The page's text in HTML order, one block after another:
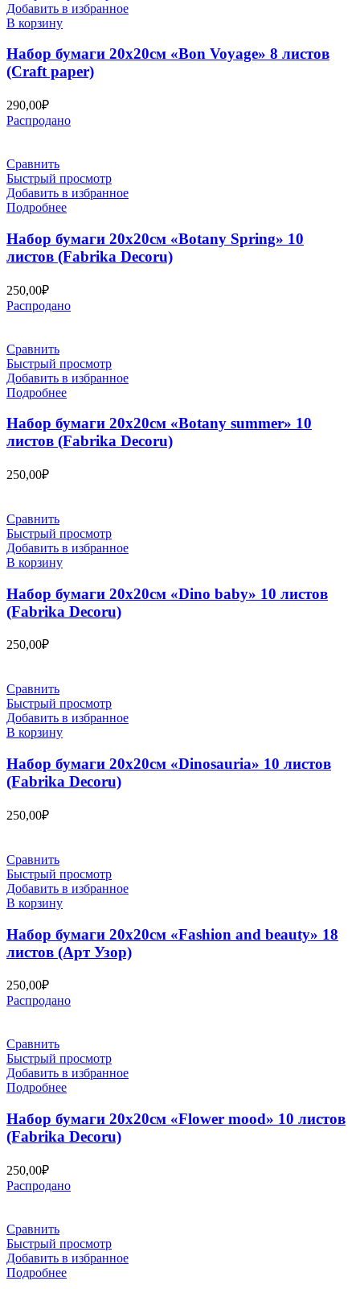
Добавить в избранное
В корзину
Набор бумаги 20х20см «Bon Voyage» 8 листов
(Craft paper)
290,00₽
Распродано
Сравнить
Быстрый просмотр
Добавить в избранное
Подробнее
Набор бумаги 20х20см «Botany Spring» 10
листов (Fabrika Decoru)
250,00₽
Распродано
Сравнить
Быстрый просмотр
Добавить в избранное
Подробнее
Набор бумаги 20х20см «Botany summer» 10
листов (Fabrika Decoru)
250,00₽
Сравнить
Быстрый просмотр
Добавить в избранное
В корзину
Набор бумаги 20х20см «Dino baby» 10 листов
(Fabrika Decoru)
250,00₽
Сравнить
Быстрый просмотр
Добавить в избранное
В корзину
Набор бумаги 20х20см «Dinosauria» 10 листов
(Fabrika Decoru)
250,00₽
Сравнить
Быстрый просмотр
Добавить в избранное
В корзину
Набор бумаги 20х20см «Fashion and beauty» 18
листов (Арт Узор)
250,00₽
Распродано
Сравнить
Быстрый просмотр
Добавить в избранное
Подробнее
Набор бумаги 20х20см «Flower mood» 10 листов
(Fabrika Decoru)
250,00₽
Распродано
Сравнить
Быстрый просмотр
Добавить в избранное
Подробнее